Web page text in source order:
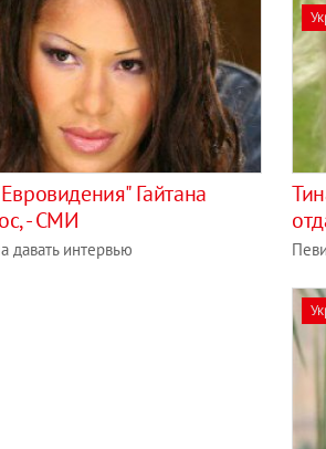
Гайтана
- СМИ
давать интервью